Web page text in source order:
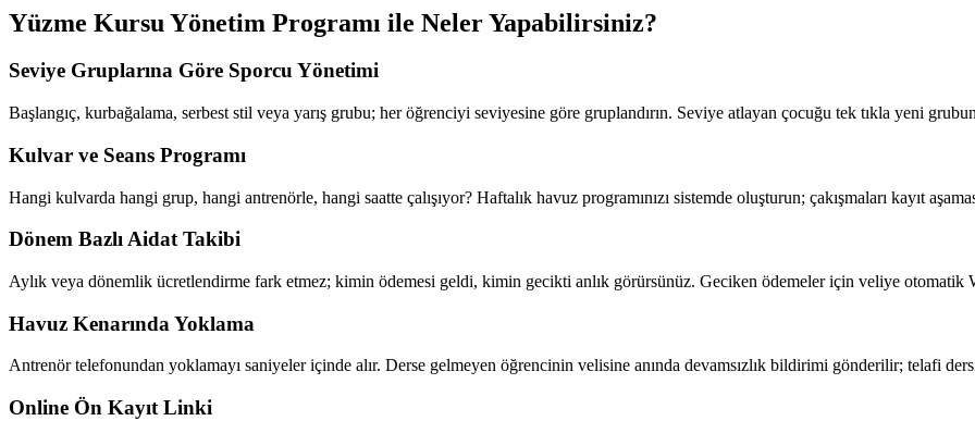
Yüzme Kursu Yönetim Programı ile Neler Yapabilirsiniz?
Seviye Gruplarına Göre Sporcu Yönetimi
Başlangıç, kurbağalama, serbest stil veya yarış grubu; her öğrenciyi seviyesine göre gruplandırın. Seviye atlayan çocuğu tek tıkla yeni
Kulvar ve Seans Programı
Hangi kulvarda hangi grup, hangi antrenörle, hangi saatte çalışıyor? Haftalık havuz programınızı sistemde oluşturun; çakışmaları kayıt
Dönem Bazlı Aidat Takibi
Aylık veya dönemlik ücretlendirme fark etmez; kimin ödemesi geldi, kimin gecikti anlık görürsünüz. Geciken ödemeler için veliye otomatik
Havuz Kenarında Yoklama
Antrenör telefonundan yoklamayı saniyeler içinde alır. Derse gelmeyen öğrencinin velisine anında devamsızlık bildirimi gönderilir; telafi
Online Ön Kayıt Linki